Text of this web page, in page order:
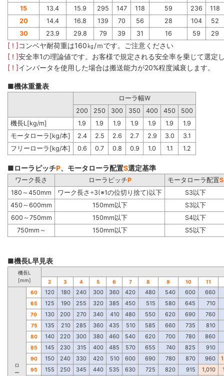
15
13.4 15.9 295 147 118 59 236
118
20
14.4 16.8 139 70 56 28 104
52
30
23.9 29.8 79 39 31 16 59 29
[ ! ]コンベヤ耐荷重は160㎏/ｍです。ご注意ください
[ ! ]安全率1の理論値です。お客様で規定される安全率を乗じて選定
[ ! ]インバータを使用した場合は搬送能力が20%程度減衰します。
■機体重量表
ローラ幅W
200
250 300 350 400 450
500
機長L[kg/m]
1.9 1.9 1.9 1.9 1.9 1.9
1.9
モータローラ[kg/本]
2.4 2.5 2.6 2.7 2.9 3.0
3.1
フリーローラ[kg/本]
0.6 0.7 0.8 0.9 1.0 1.1 1.2
■ローラピッチP、モータローラ配置S選定基準
ワーク長さ ローラピッチP モータローラ配置S
180～450mm
ワーク長さ÷3(※1の位切り捨て)以下
S3以下
450～600mm
150mm以下
S3以下
600～750mm
150mm以下
S4以下
750mm～
150mm以下 S5以下
■機長L早見表
機長L
[mm]
2 3 4 5 6 7 8 9 10 11
ロ
ー
60 120 180 240 300 360 420 480 540 600 660
65 125 190 255 320 385 450 515 580 645 710
70 130 200 270 340 410 480 550 620 690 760
75 135 210 285 360 435 510 585 660 735 810
80 140 220 300 380 460 540 620 700 780 860
85 145 230 315 400 485 570 655 740 825 910
90 150 240 330 420 510 600 690 780 870 960
95 155 250 345 440 535 630 725 820 915 1,010